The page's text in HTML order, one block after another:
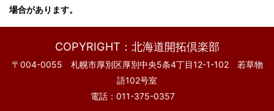
場合があります。
COPYRIGHT：北海道開拓倶楽部
〒004-0055 札幌市厚別区厚別中央5条4丁目12-1-102 若草物
語102号室
電話：011-375-0357